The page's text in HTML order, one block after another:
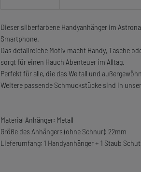
Dieser silberfarbene Handyanhänger im
Smartphone.
Das detailreiche Motiv macht Handy, Tasche
sorgt für einen Hauch Abenteuer im Alltag.
Perfekt für alle, die das Weltall und
Weitere passende Schmuckstücke sind in
Material Anhänger: Metall
Größe des Anhängers (ohne Schnur): 22mm
Lieferumfang: 1 Handyanhänger + 1 Staub